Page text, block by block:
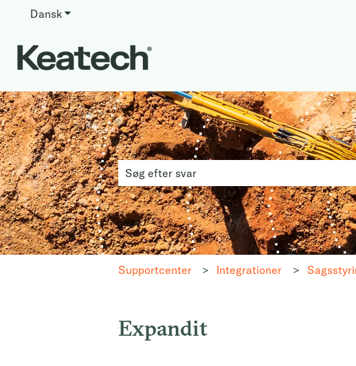
Dansk Vis undermenu for oversættelser
Dette er et søgefelt
Der er ingen forslag, da søgefeltet er tomt.
Supportcenter Integrationer
Expandit